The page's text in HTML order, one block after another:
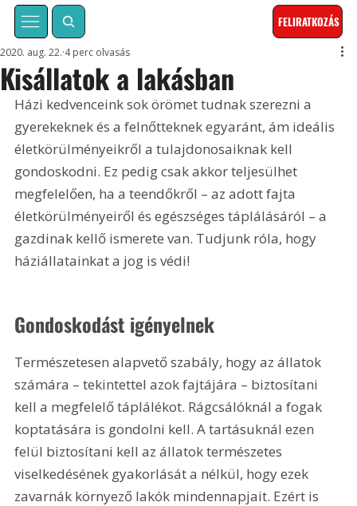
FELIRATKOZÁS
Kisállatok a lakásban
2020. aug. 22. 4 perc olvasás
Házi kedvenceink sok örömet tudnak szerezni a
gyerekeknek és a felnőtteknek egyaránt, ám ideális
életkörülményeikről a tulajdonosaiknak kell
gondoskodni. Ez pedig csak akkor teljesülhet
megfelelően, ha a teendőkről – az adott fajta
életkörülményeiről és egészséges táplálásáról – a
gazdinak kellő ismerete van. Tudjunk róla, hogy
háziállatainkat a jog is védi!
Gondoskodást igényelnek
Természetesen alapvető szabály, hogy az állatok
számára – tekintettel azok fajtájára – biztosítani
kell a megfelelő táplálékot. Rágcsálóknál a fogak
koptatására is gondolni kell. A tartásuknál ezen
felül biztosítani kell az állatok természetes
viselkedésének gyakorlását a nélkül, hogy ezek
zavarnák környező lakók mindennapjait. Ezért is